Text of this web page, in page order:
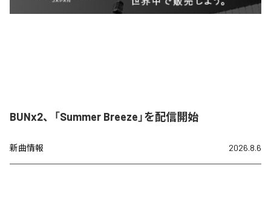
BUNx2、「Summer Breeze」を配信開始
新曲情報 2026.8.6